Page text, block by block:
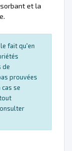
et la
fait qu'en
de
prouvées
se